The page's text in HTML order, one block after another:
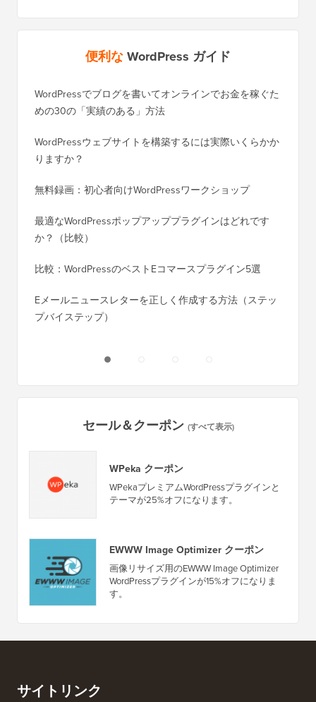
便利なWordPress ガイド
WordPressでブログを書いてオンラインでお金を稼ぐた
めの30の「実績のある」方法
WordPressウェブサイトを構築するには実際いくらかか
りますか？
無料録画：初心者向けWordPressワークショップ
最適なWordPressポップアッププラグインはどれです
か？（比較）
比較：WordPressのベストEコマースプラグイン5選
Eメールニュースレターを正しく作成する方法（ステッ
プバイステップ）
セール＆クーポン (すべて表示)
WPeka クーポン
WPekaプレミアムWordPressプラグインと
テーマが25%オフになります。
EWWW Image Optimizer クーポン
画像リサイズ用のEWWW Image Optimizer
WordPressプラグインが15%オフになりま
す。
サイトリンク